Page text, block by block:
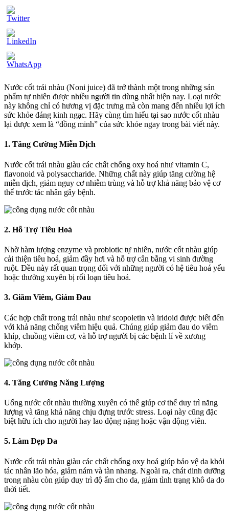
Nước cốt trái nhàu (Noni juice) đã trở thành một trong những sản
phẩm tự nhiên được nhiều người tin dùng nhất hiện nay. Loại nước
này không chỉ có hương vị đặc trưng mà còn mang đến nhiều lợi ích
sức khỏe đáng kinh ngạc. Hãy cùng tìm hiểu tại sao nước cốt nhàu
lại được xem là “đồng minh” của sức khỏe ngay trong bài viết này.
1. Tăng Cường Miễn Dịch
Nước cốt trái nhàu giàu các chất chống oxy hoá như vitamin C,
flavonoid và polysaccharide. Những chất này giúp tăng cường hệ
miễn dịch, giảm nguy cơ nhiễm trùng và hỗ trợ khả năng bảo vệ cơ
thể trước tác nhân gây bệnh.
2. Hỗ Trợ Tiêu Hoá
Nhờ hàm lượng enzyme và probiotic tự nhiên, nước cốt nhàu giúp
cải thiện tiêu hoá, giảm đầy hơi và hỗ trợ cân bằng vi sinh đường
ruột. Đều này rất quan trọng đối với những người có hệ tiêu hoá yếu
hoặc thường xuyên bị rối loạn tiêu hoá.
3. Giãm Viêm, Giảm Đau
Các hợp chất trong trái nhàu như scopoletin và iridoid được biết đến
với khả năng chống viêm hiệu quả. Chúng giúp giảm đau do viêm
khíp, chuồng viêm cơ, và hỗ trợ người bị các bệnh lí về xương
khớp.
4. Tăng Cường Năng Lượng
Uống nước cốt nhàu thường xuyên có thể giúp cơ thể duy trì năng
lượng và tăng khả năng chịu đựng trước stress. Loại này cũng đặc
biệt hữu ích cho người hay lao động nặng hoặc vận động viên.
5. Làm Đẹp Da
Nước cốt trái nhàu giàu các chất chống oxy hoá giúp bảo vệ da khỏi
tác nhân lão hóa, giảm nám và tàn nhang. Ngoài ra, chát dinh dưỡng
trong nhàu còn giúp duy trì độ ẩm cho da, giảm tình trạng khô da do
thời tiết.